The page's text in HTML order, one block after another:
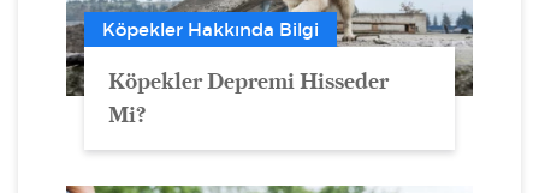
Köpekler Hakkında Bilgi
Köpekler Depremi Hisseder
Mi?